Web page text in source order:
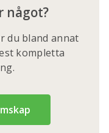
något?
du bland annat
kompletta